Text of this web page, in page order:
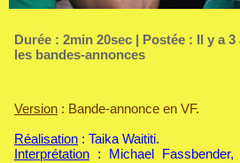
Durée : 2min 20sec | Postée : Il y a
les bandes-annonces
Version : Bande-annonce en VF.
Réalisation : Taika Waititi.
Interprétation : Michael